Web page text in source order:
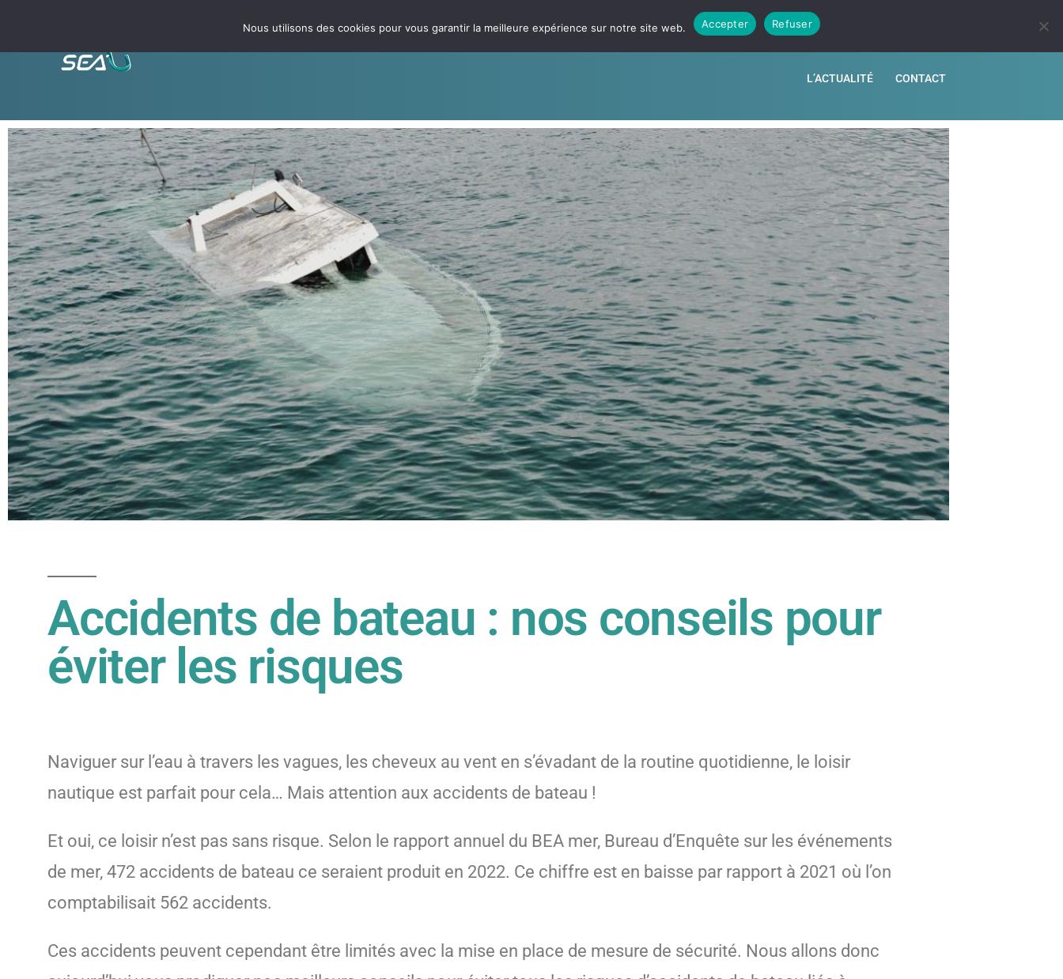
L’ACTUALITÉ CONTACT
Accidents de bateau : nos conseils pour
éviter les risques
Naviguer sur l’eau à travers les vagues, les cheveux au vent en s’évadant de la routine quotidienne, le loisir
nautique est parfait pour cela… Mais attention aux accidents de bateau !
Et oui, ce loisir n’est pas sans risque. Selon le rapport annuel du BEA mer, Bureau d’Enquête sur les événements
de mer, 472 accidents de bateau ce seraient produit en 2022. Ce chiffre est en baisse par rapport à 2021 où l’on
comptabilisait 562 accidents.
Ces accidents peuvent cependant être limités avec la mise en place de mesure de sécurité. Nous allons donc
Nous utilisons des cookies pour vous garantir la meilleure expérience sur notre site web. Accepter Refuser